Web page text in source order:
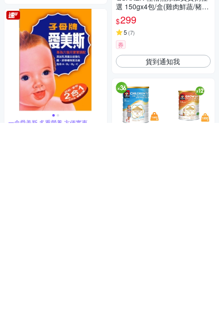
一盒愛美斯 多重營養 方便實惠
選 150gx4包/盒(雞肉鮮蔬/豬肉
鮮蔬/南瓜豆奶)
$299
5 (7)
券
貨到通知我